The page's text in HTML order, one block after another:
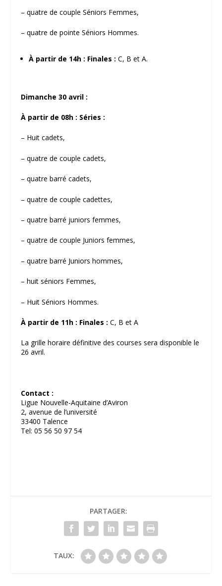
– quatre de couple Séniors Femmes,
– quatre de pointe Séniors Hommes.
À partir de 14h : Finales :C, B et A.
Dimanche 30 avril :
À partir de 08h : Séries :
– Huit cadets,
– quatre de couple cadets,
– quatre barré cadets,
– quatre de couple cadettes,
– quatre barré juniors femmes,
– quatre de couple Juniors femmes,
– quatre barré Juniors hommes,
– huit séniors Femmes,
– Huit Séniors Hommes.
À partir de 11h : Finales : C, B et A
La grille horaire définitive des courses sera disponible le
26 avril.
Contact :
Ligue Nouvelle-Aquitaine d’Aviron
2, avenue de l’université
33400 Talence
Tel: 05 56 50 97 54
PARTAGER:
TAUX: